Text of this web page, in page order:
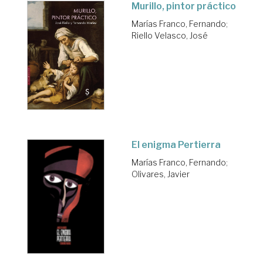
Murillo, pintor práctico
Marías Franco, Fernando;
Riello Velasco, José
El enigma Pertierra
Marías Franco, Fernando;
Olivares, Javier